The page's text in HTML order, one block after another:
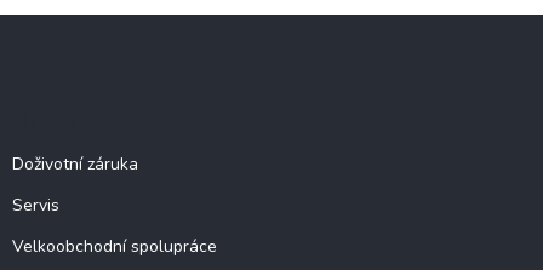
Doživotní záruka
Servis
Velkoobchodní spolupráce